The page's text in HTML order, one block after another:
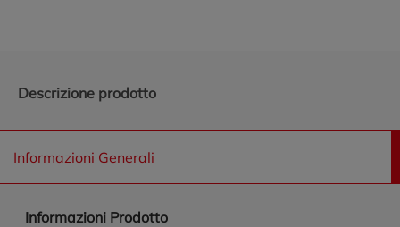
Descrizione prodotto
Informazioni Generali
Informazioni Prodotto